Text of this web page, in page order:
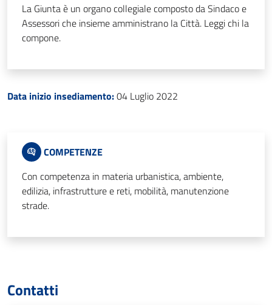
La Giunta è un organo collegiale composto da Sindaco e
Assessori che insieme amministrano la Città. Leggi chi la
compone.
Data inizio insediamento:04 Luglio 2022
COMPETENZE
Con competenza in materia urbanistica, ambiente,
edilizia, infrastrutture e reti, mobilità, manutenzione
strade.
Contatti